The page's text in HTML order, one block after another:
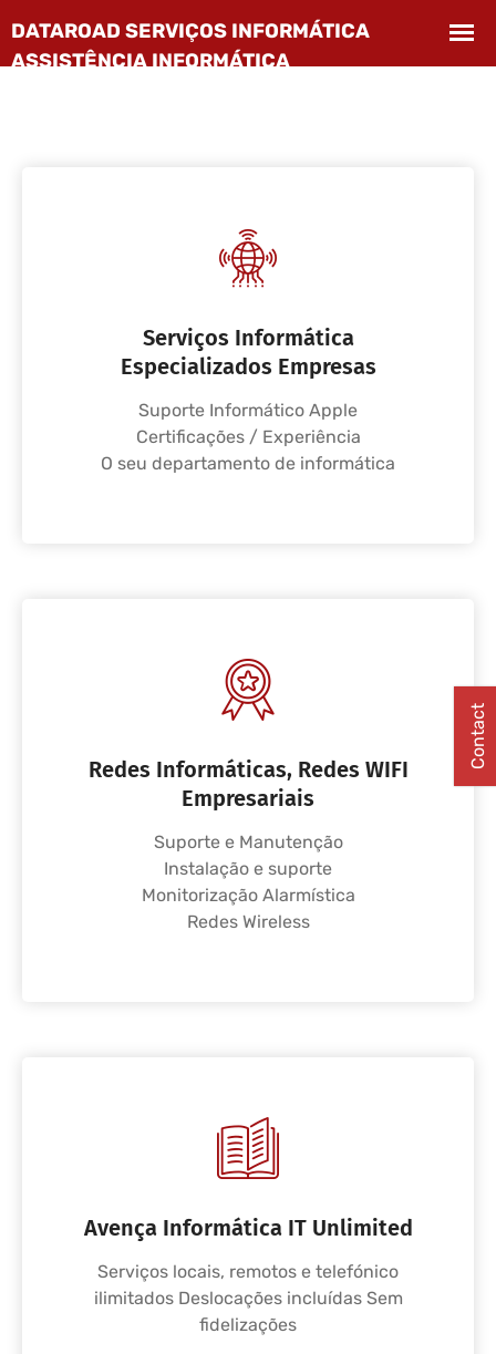
Serviços Informática
Especializados Empresas
Suporte Informático Apple
Certificações / Experiência
O seu departamento de informática
Redes Informáticas, Redes WIFI
Empresariais
Suporte e Manutenção
Instalação e suporte
Monitorização Alarmística
Redes Wireless
Avença Informática IT Unlimited
Serviços locais, remotos e telefónico
ilimitados Deslocações incluídas Sem
fidelizações
Contact